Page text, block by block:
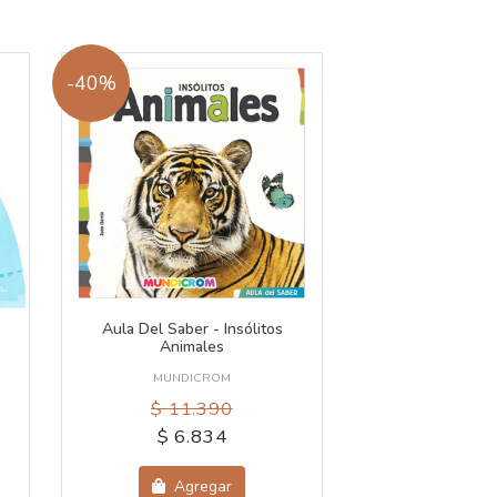
-40%
Aula Del Saber - Insólitos
Animales
MUNDICROM
$ 11.390
$ 6.834
Agregar